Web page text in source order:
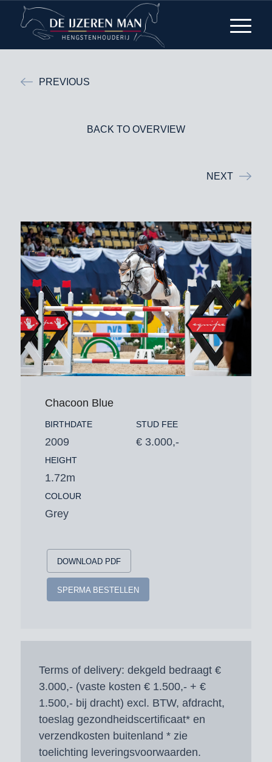
PREVIOUS
BACK TO OVERVIEW
NEXT
Chacoon Blue
BIRTHDATE
2009
HEIGHT
1.72m
COLOUR
Grey
STUD FEE
€ 3.000,-
DOWNLOAD PDF
SPERMA BESTELLEN
Terms of delivery: dekgeld bedraagt €
3.000,- (vaste kosten € 1.500,- + €
1.500,- bij dracht) excl. BTW, afdracht,
toeslag gezondheidscertificaat* en
verzendkosten buitenland * zie
toelichting leveringsvoorwaarden.